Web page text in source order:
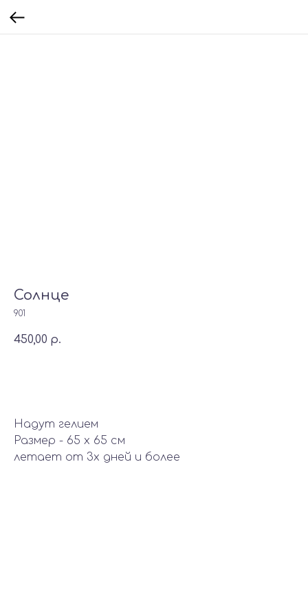
Солнце
901
450,00 р.
Надут гелием
Размер - 65 х 65 см
летает от 3х дней и более